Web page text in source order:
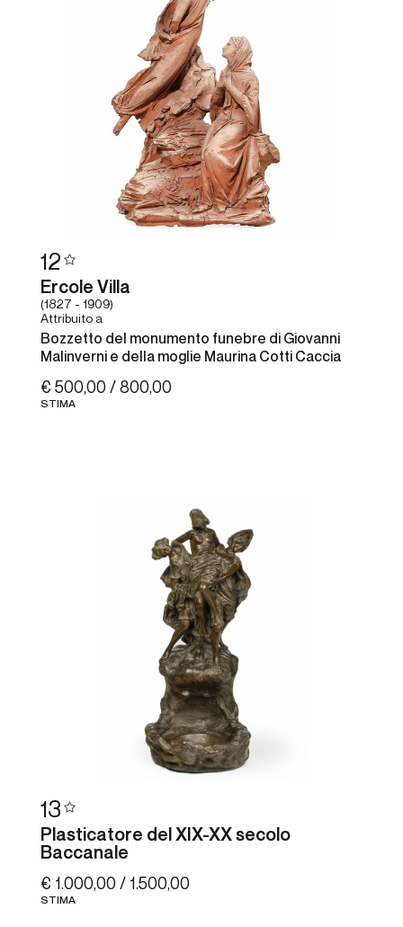
12
Ercole Villa
(1827 - 1909)
Attribuito a
Bozzetto del monumento funebre di Giovanni
Malinverni e della moglie Maurina Cotti Caccia
€ 500,00 / 800,00
STIMA
13
Plasticatore del XIX-XX secolo
Baccanale
€ 1.000,00 / 1.500,00
STIMA